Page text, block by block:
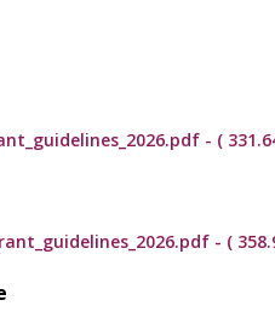
- (
- (